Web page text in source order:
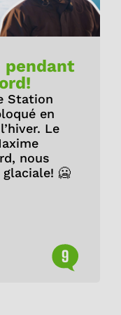
pendant
Station
en
Le
nous
🥶
9